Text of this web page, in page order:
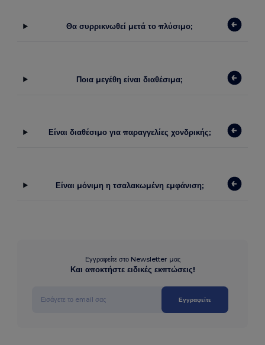
Θα συρρικνωθεί μετά το πλύσιμο;
Ποια μεγέθη είναι διαθέσιμα;
Είναι διαθέσιμο για παραγγελίες χονδρικής;
Είναι μόνιμη η τσαλακωμένη εμφάνιση;
Εγγραφείτε στο Newsletter μας
Και αποκτήστε ειδικές εκπτώσεις!
Εγγραφείτε